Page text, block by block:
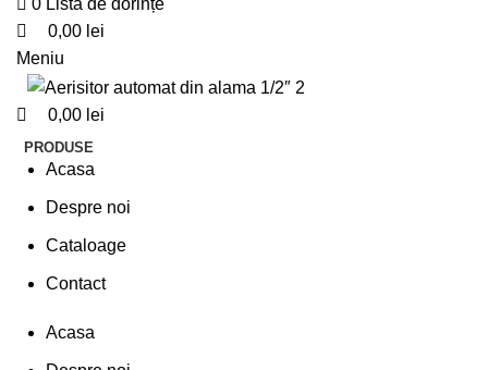
0 Lista de dorințe
0,00 lei
Meniu
0,00 lei
PRODUSE
Acasa
Despre noi
Cataloage
Contact
Acasa